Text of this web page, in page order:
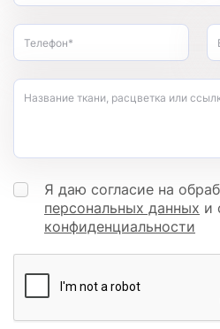
Телефон*
Название ткани, расцветка или
Я даю согласие на
персональных данных и
конфиденциальности